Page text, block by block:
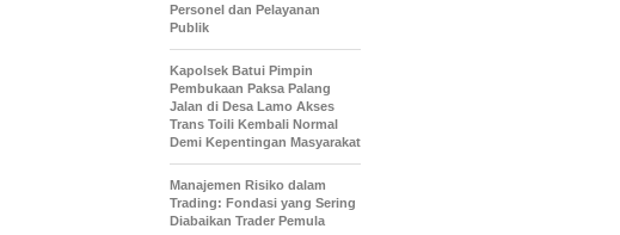
Personel dan Pelayanan
Publik
Kapolsek Batui Pimpin
Pembukaan Paksa Palang
Jalan di Desa Lamo Akses
Trans Toili Kembali Normal
Demi Kepentingan Masyarakat
Manajemen Risiko dalam
Trading: Fondasi yang Sering
Diabaikan Trader Pemula